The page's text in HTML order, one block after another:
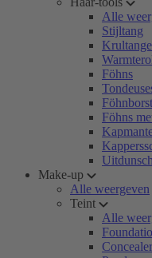
Alle
Stijltang
Föhns
Föhns
Make-up
Alle weergeven
Teint
Alle
Concealer